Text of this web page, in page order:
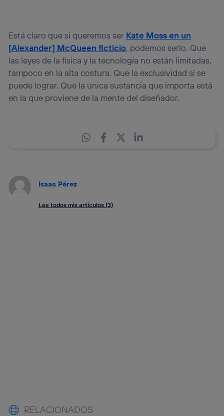
Está claro que si queremos ser Kate Moss en un
[Alexander] McQueen ficticio, podemos serlo. Que
las leyes de la física y la tecnología no están limitadas,
tampoco en la alta costura. Que la exclusividad sí se
puede lograr. Que la única sustancia que importa está
en la que proviene de la mente del diseñador.
Isaac Pérez
Lee todos mis artículos (3)
RELACIONADOS